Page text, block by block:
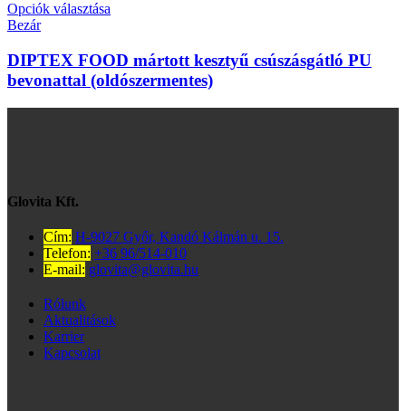
Opciók választása
Bezár
DIPTEX FOOD mártott kesztyű csúszásgátló PU
bevonattal (oldószermentes)
Glovita Kft.
Cím: H-9027 Győr, Kandó Kálmán u. 15.
Telefon: +36 96/514-010
E-mail: glovita@glovita.hu
Rólunk
Aktualitások
Karrier
Kapcsolat